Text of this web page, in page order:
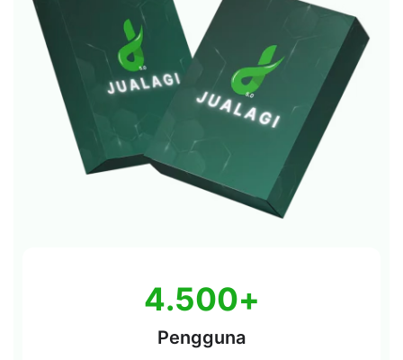
Pengguna
4.500+